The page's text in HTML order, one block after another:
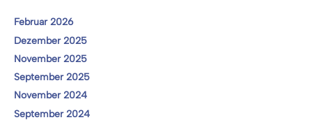
Februar 2026
Dezember 2025
November 2025
September 2025
November 2024
September 2024